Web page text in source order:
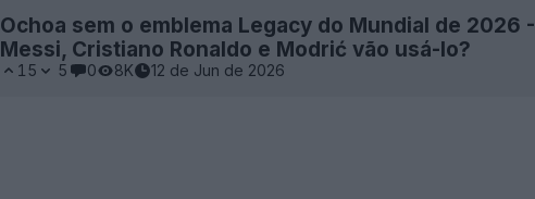
Ochoa sem o emblema Legacy do Mundial de 2026 -
Messi, Cristiano Ronaldo e Modrić vão usá-lo?
15 5 0 8K 12 de Jun de 2026